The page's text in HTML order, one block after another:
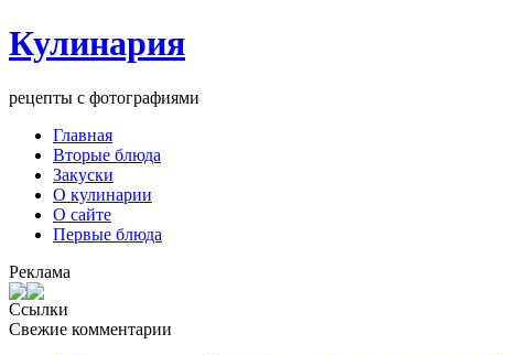
Кулинария
рецепты с фотографиями
Главная
Вторые блюда
Закуски
О кулинарии
О сайте
Первые блюда
Реклама
Ссылки
Свежие комментарии